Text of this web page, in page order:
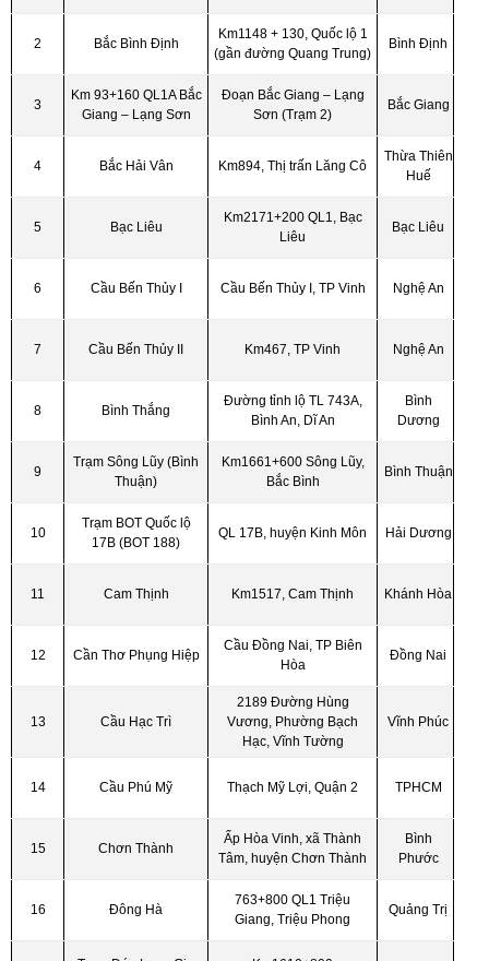
2 Bắc Bình Định
Km1148 + 130, Quốc lộ 1
(gần đường Quang Trung)
Bình Định
3
Km 93+160 QL1A Bắc
Giang – Lạng Sơn
Đoạn Bắc Giang – Lạng
Sơn (Trạm 2)
Bắc Giang
4 Bắc Hải Vân Km894, Thị trấn Lăng Cô
Thừa Thiên
Huế
5 Bạc Liêu
Km2171+200 QL1, Bạc
Liêu
Bạc Liêu
6 Cầu Bến Thủy I Cầu Bến Thủy I, TP Vinh Nghệ An
7 Cầu Bến Thủy II Km467, TP Vinh Nghệ An
8 Bình Thắng
Đường tỉnh lộ TL 743A,
Bình An, Dĩ An
Bình
Dương
9
Trạm Sông Lũy (Bình
Thuận)
Km1661+600 Sông Lũy,
Bắc Bình
Bình Thuận
10
Trạm BOT Quốc lộ
17B (BOT 188)
QL 17B, huyện Kinh Môn Hải Dương
11 Cam Thịnh Km1517, Cam Thịnh Khánh Hòa
12 Cần Thơ Phụng Hiệp
Cầu Đồng Nai, TP Biên
Hòa
Đồng Nai
13 Cầu Hạc Trì
2189 Đường Hùng
Vương, Phường Bạch
Hạc, Vĩnh Tường
Vĩnh Phúc
14 Cầu Phú Mỹ Thạch Mỹ Lợi, Quận 2 TPHCM
15 Chơn Thành
Ấp Hòa Vinh, xã Thành
Tâm, huyện Chơn Thành
Bình
Phước
16 Đông Hà
763+800 QL1 Triệu
Giang, Triệu Phong
Quảng Trị